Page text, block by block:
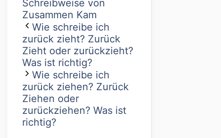
Schreibweise von
Zusammen Kam
Wie schreibe ich
zurück zieht? Zurück
Zieht oder zurückzieht?
Was ist richtig?
Wie schreibe ich
zurück ziehen? Zurück
Ziehen oder
zurückziehen? Was ist
richtig?